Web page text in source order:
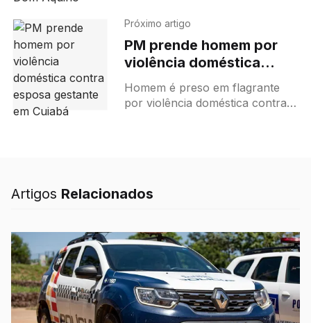
anos em Dom Aquino; suspeito
Próximo artigo
PM prende homem por
violência doméstica
contra esposa gestante
em Cuiabá
Homem é preso em flagrante
por violência doméstica contra
Artigos Relacionados